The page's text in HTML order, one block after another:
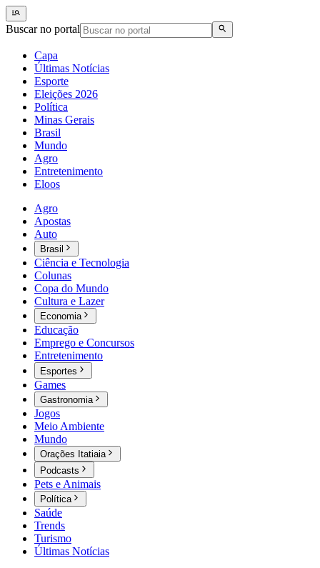
Buscar no portal
Capa
Últimas Notícias
Esporte
Eleições 2026
Política
Minas Gerais
Brasil
Mundo
Agro
Entretenimento
Eloos
Agro
Apostas
Auto
Brasil
Ciência e Tecnologia
Colunas
Copa do Mundo
Cultura e Lazer
Economia
Educação
Emprego e Concursos
Entretenimento
Esportes
Games
Gastronomia
Jogos
Meio Ambiente
Mundo
Orações Itatiaia
Podcasts
Pets e Animais
Política
Saúde
Trends
Turismo
Últimas Notícias